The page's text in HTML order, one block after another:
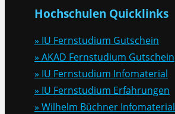
Hochschulen Quicklinks
» IU Fernstudium Gutschein
» AKAD Fernstudium Gutschein
» IU Fernstudium Infomaterial
» IU Fernstudium Erfahrungen
» Wilhelm Büchner Infomaterial